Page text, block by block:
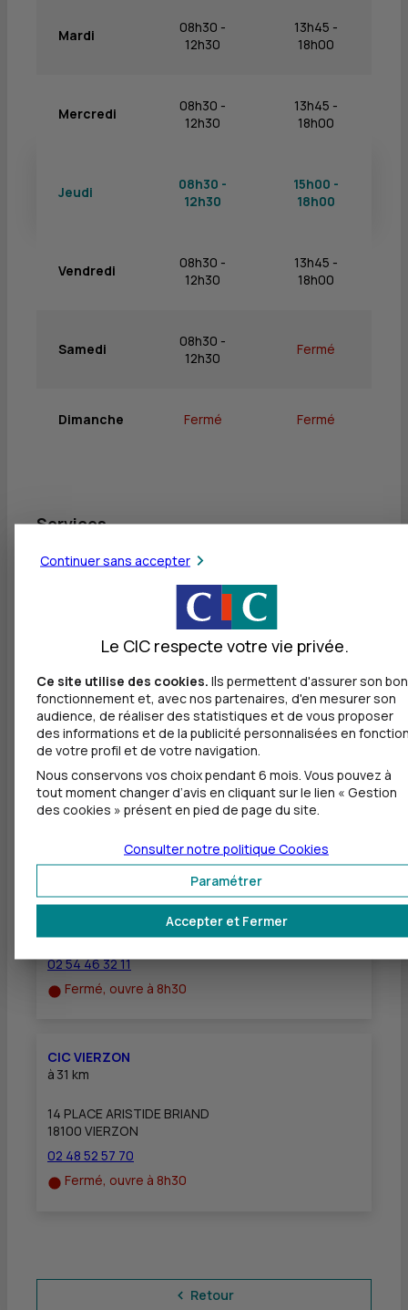
Mardi
08h30 -
12h30
13h45 -
18h00
Mercredi
08h30 -
12h30
13h45 -
18h00
Jeudi
08h30 -
12h30
15h00 -
18h00
Vendredi
08h30 -
12h30
13h45 -
18h00
Samedi
08h30 -
12h30
Fermé
Dimanche Fermé Fermé
Services
Retrait de billets EUR
Dépôt de billets EUR
Dépôt valorisé de billets EUR
Dépôt valorisé de chèques EUR
Dépôt de chèques EUR
Autres agences les plus proches
CIC CONTRES VAL DE CHER
2 RUE PIERRE HENRI MAUGER
41700 LE CONTROIS EN SOLOGNE
02 54 46 32 11
Fermé, ouvre à 8h30
CIC VIERZON
à 31 km
14 PLACE ARISTIDE BRIAND
18100 VIERZON
02 48 52 57 70
Fermé, ouvre à 8h30
Retour
Continuer sans accepter
Le CIC respecte votre vie privée.
Ce site utilise des cookies. Ils permettent d'assurer son bon
fonctionnement et, avec nos partenaires, d'en mesurer son
audience, de réaliser des statistiques et de vous proposer
des informations et de la publicité personnalisées en
de votre profil et de votre navigation.
Nous conservons vos choix pendant 6 mois. Vous pouvez à
tout moment changer d’avis en cliquant sur le lien « Gestion
des cookies » présent en pied de page du site.
Accepter et Fermer
Paramétrer
Consulter notre politique Cookies